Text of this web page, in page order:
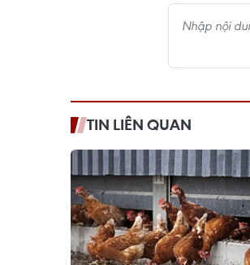
TIN LIÊN QUAN